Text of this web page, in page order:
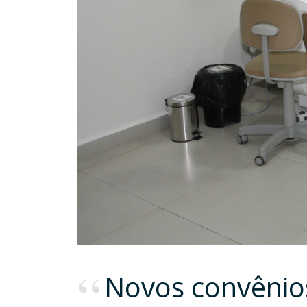
Novos